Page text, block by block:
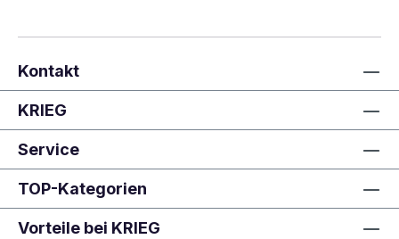
Kontakt
KRIEG
Service
TOP-Kategorien
Vorteile bei KRIEG